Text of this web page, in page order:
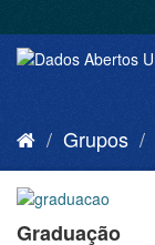
Grupos
Graduação